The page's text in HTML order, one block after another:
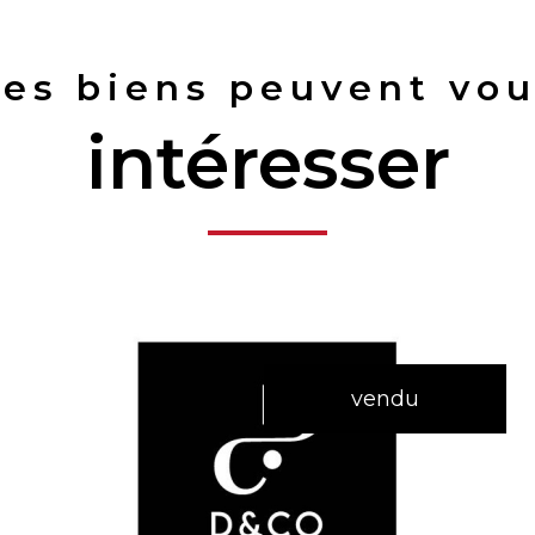
biens peuvent
intéresser
vendu
voir le bien